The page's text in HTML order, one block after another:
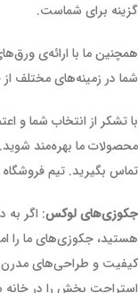
گزینه برای شماست.
همچنین ما با ارائه‌ی
شما در زمینه‌های مختلف
با تشکر از انتخاب شما و
محصولات ما بهره‌مند
تماس بگیرید. تیم
جکوزی‌های لوکس: اگر
هستید، جکوزی‌های ما را
کیفیت و طراحی‌های مدرن
استراحت بخش را در خانه